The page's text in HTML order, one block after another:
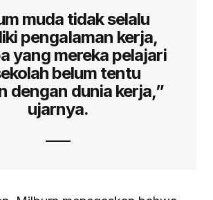
muda tidak selalu
pengalaman kerja,
yang mereka pelajari
belum tentu
dengan dunia kerja,”
ujarnya.